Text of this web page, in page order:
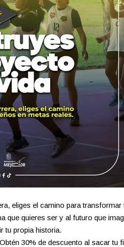
eliges el camino para transformar
que quieres ser y al futuro que
tu propia historia.
30% de descuento al sacar tu